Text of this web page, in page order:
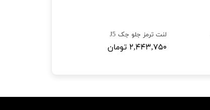
لنت ترمز جلو جک J5
۲,۴۴۳,۷۵۰ تومان